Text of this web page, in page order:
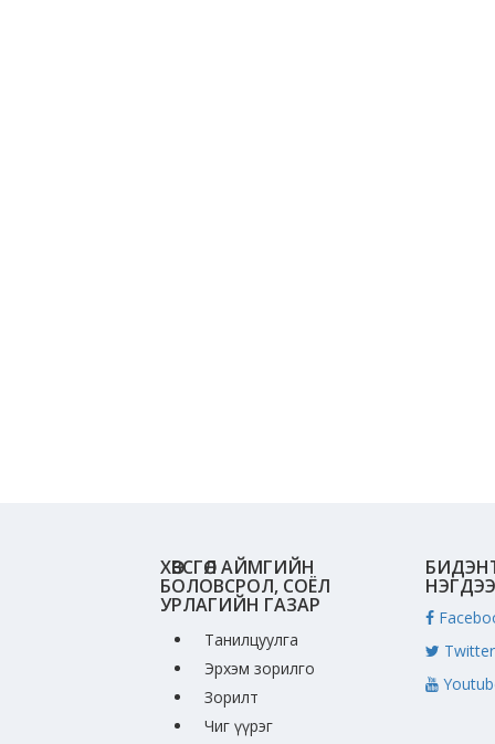
ХӨВСГӨЛ АЙМГИЙН
БОЛОВСРОЛ, СОЁЛ
УРЛАГИЙН ГАЗАР
Танилцуулга
Эрхэм зорилго
Зорилт
Чиг үүрэг
Twitter